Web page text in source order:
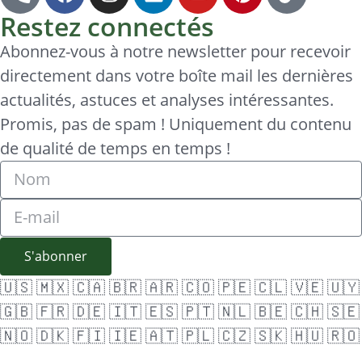
Restez connectés
Abonnez-vous à notre newsletter pour recevoir
directement dans votre boîte mail les dernières
actualités, astuces et analyses intéressantes.
Promis, pas de spam ! Uniquement du contenu
de qualité de temps en temps !
S'abonner
🇺🇸🇲🇽🇨🇦🇧🇷🇦🇷🇨🇴🇵🇪🇨🇱🇻🇪🇺🇾
🇬🇧🇫🇷🇩🇪🇮🇹🇪🇸🇵🇹🇳🇱🇧🇪🇨🇭🇸🇪
🇳🇴🇩🇰🇫🇮🇮🇪🇦🇹🇵🇱🇨🇿🇸🇰🇭🇺🇷🇴